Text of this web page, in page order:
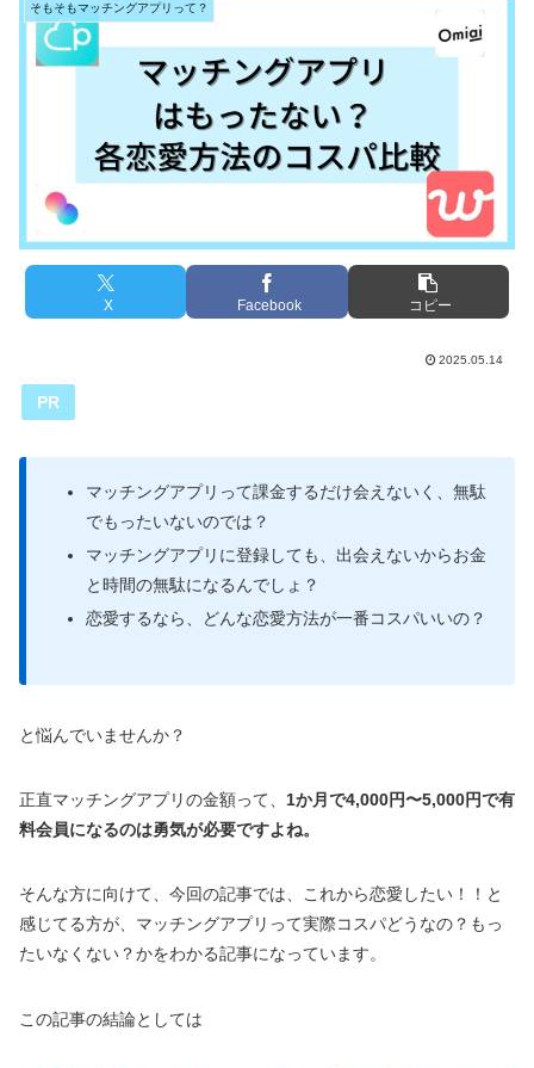
そもそもマッチングアプリって？
X Facebook コピー
2025.05.14
PR
マッチングアプリって課金するだけ会えないく、無駄
でもったいないのでは？
マッチングアプリに登録しても、出会えないからお金
と時間の無駄になるんでしょ？
恋愛するなら、どんな恋愛方法が一番コスパいいの？
と悩んでいませんか？
正直マッチングアプリの金額って、 1か月で4,000円〜5,000円で有
料会員になるのは勇気が必要ですよね。
そんな方に向けて、今回の記事では、これから恋愛したい！！と
感じてる方が、マッチングアプリって実際コスパどうなの？もっ
たいなくない？かをわかる記事になっています。
この記事の結論としては